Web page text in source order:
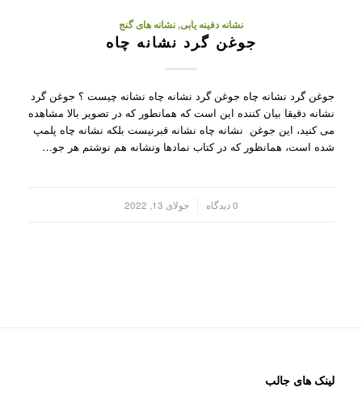
نشانه دفینه یابی,نشانه های گنج
جوغن گرد نشانه چاه
جوغن گرد نشانه چاه جوغن گرد نشانه چاه نشانه چیست ؟ جوغن گرد
نشانه دقیقا بیان کننده این است که همانطور که در تصویر بالا مشاهده
می کنید، این جوغن نشانه چاه نشانه قبرنیست بلکه نشانه چاه پلمپ
شده است، همانظور که در کتاب نمادها ونشانه هم نوشتم هر جو…
0 دیدگاه جولای 13, 2022
لینک های جالب